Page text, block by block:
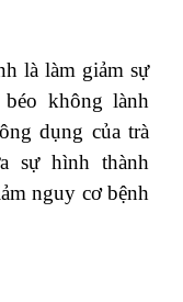
là làm giảm sự
không lành
dụng của trà
sự hình thành
nguy cơ bệnh